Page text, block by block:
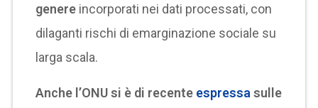
genere incorporati nei dati processati, con
dilaganti rischi di emarginazione sociale su
larga scala.
Anche l’ONU si è di recente espressa sulle